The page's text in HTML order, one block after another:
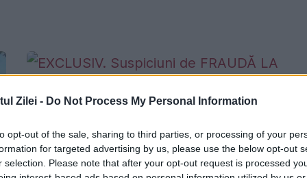
Zilei - Do Not Process My Personal Information
opt-out of the sale, sharing to third parties, or processing of your
for targeted advertising by us, please use the below opt-out
selection. Please note that after your opt-out request is processed
EXCLUSIV. Suspiciuni de FRAUDĂ LA
BACALAUREAT. Procurorii ridică